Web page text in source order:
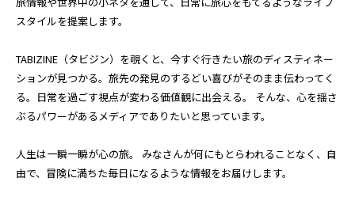
スタイルを提案します。
TABIZINE（タビジン）を覗くと、今すぐ行きたい旅のディスティネー
ションが見つかる。旅先の発見のするどい喜びがそのまま伝わってく
る。日常を過ごす視点が変わる価値観に出会える。 そんな、心を揺さ
ぶるパワーがあるメディアでありたいと思っています。
人生は一瞬一瞬が心の旅。 みなさんが何にもとらわれることなく、自
由で、冒険に満ちた毎日になるような情報をお届けします。